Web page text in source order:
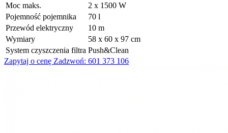
Moc maks.
2 x 1500 W
Pojemność pojemnika
70 l
Przewód elektryczny
10 m
Wymiary
58 x 60 x 97 cm
System czyszczenia filtra Push&Clean
Zapytaj o cenę Zadzwoń: 601 373 106